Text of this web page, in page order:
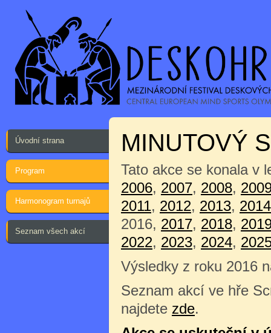
Úvodní strana
Program
Harmonogram turnajů
Seznam všech akcí
MINUTOVÝ
Tato akce se konala v
2006, 2007, 2008,
2011, 2012, 2013, 2014
2016, 2017, 2018,
2022, 2023, 2024,
Výsledky z roku 2016
Seznam akcí ve hře
najdete zde.